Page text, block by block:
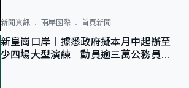
新聞資訊 兩岸國際 首頁新聞
新皇崗口岸｜據悉政府擬本月中起辦至
少四場大型演練 動員逾三萬公務員人